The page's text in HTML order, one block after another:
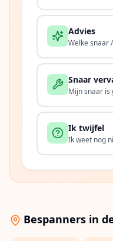
Advies
Welke snaar
Snaar
Mijn snaar is
Ik twijfel
Ik weet nog
Bespanners in